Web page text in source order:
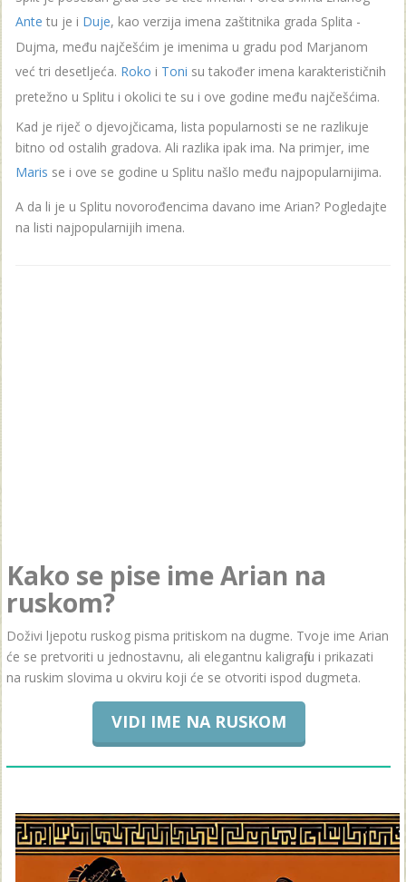
Ante tu je i Duje, kao verzija imena zaštitnika grada Splita -
Dujma, među najčešćim je imenima u gradu pod Marjanom
već tri desetljeća. Roko i Toni su također imena karakterističnih
pretežno u Splitu i okolici te su i ove godine među najčešćima.
Kad je riječ o djevojčicama, lista popularnosti se ne razlikuje
bitno od ostalih gradova. Ali razlika ipak ima. Na primjer, ime
Maris se i ove se godine u Splitu našlo među najpopularnijima.
A da li je u Splitu novorođencima davano ime Arian? Pogledajte
na listi najpopularnijih imena.
Kako se pise ime Arian na
ruskom?
Doživi ljepotu ruskog pisma pritiskom na dugme. Tvoje ime Arian
će se pretvoriti u jednostavnu, ali elegantnu kaligrafiju i prikazati
na ruskim slovima u okviru koji će se otvoriti ispod dugmeta.
VIDI IME NA RUSKOM